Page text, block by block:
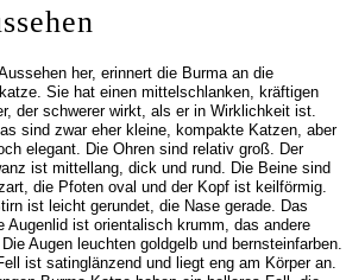
her, erinnert die Burma an die
Sie hat einen mittelschlanken, kräftigen
der schwerer wirkt, als er in Wirklichkeit ist.
sind zwar eher kleine, kompakte Katzen, aber
elegant. Die Ohren sind relativ groß. Der
ist mittellang, dick und rund. Die Beine sind
die Pfoten oval und der Kopf ist keilförmig.
ist leicht gerundet, die Nase gerade. Das
Augenlid ist orientalisch krumm, das andere
Augen leuchten goldgelb und bernsteinfarben.
ist satinglänzend und liegt eng am Körper an.